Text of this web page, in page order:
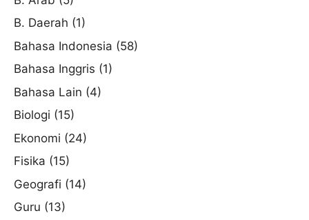
B. Daerah (1)
Bahasa Indonesia (58)
Bahasa Inggris (1)
Bahasa Lain (4)
Biologi (15)
Ekonomi (24)
Fisika (15)
Geografi (14)
Guru (13)